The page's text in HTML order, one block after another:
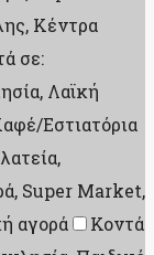
Κέντρα
σε:
Λαϊκή
Εστιατόρια
Super Market,
αγορά
Κοντά